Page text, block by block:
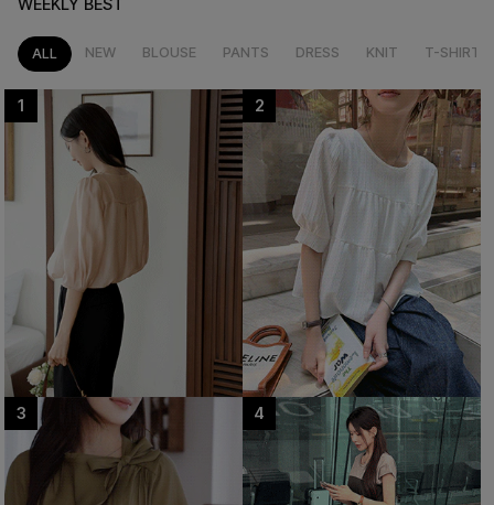
WEEKLY BEST
ALL NEW BLOUSE PANTS DRESS KNIT T-SHIRT